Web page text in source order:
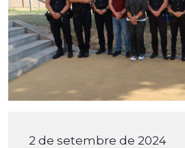
2 de setembre de 2024